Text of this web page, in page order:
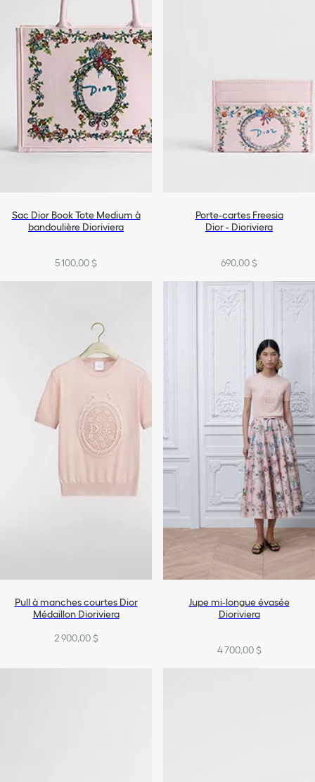
Sac Dior Book Tote Medium à
bandoulière Dioriviera
5 100,00 $
Porte-cartes Freesia
Dior - Dioriviera
690,00 $
Pull à manches courtes Dior
Médaillon Dioriviera
2 900,00 $
Jupe mi-longue évasée
Dioriviera
4 700,00 $